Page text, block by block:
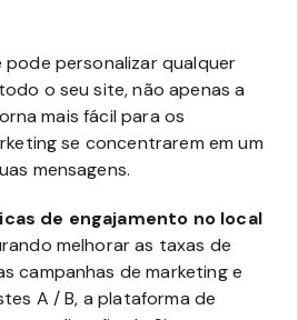
pode personalizar qualquer
o seu site, não apenas a
mais fácil para os
se concentrarem em um
mensagens.
de engajamento no local
melhorar as taxas de
campanhas de marketing e
A / B, a plataforma de